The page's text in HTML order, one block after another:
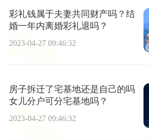
彩礼钱属于夫妻共同财产吗？结
婚一年内离婚彩礼退吗？
2023-04-27 09:46:32
房子拆迁了宅基地还是自己的吗
女儿分户可分宅基地吗？
2023-04-27 09:46:32